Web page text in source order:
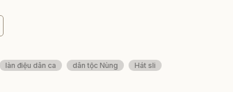
làn điệu dân ca dân tộc Nùng Hát sli